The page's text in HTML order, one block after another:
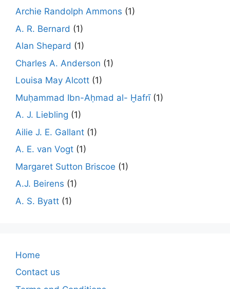
Archie Randolph Ammons (1)
A. R. Bernard (1)
Alan Shepard (1)
Charles A. Anderson (1)
Louisa May Alcott (1)
Muḥammad Ibn-Aḥmad al- Ḫafrī(1)
A. J. Liebling (1)
Ailie J. E. Gallant (1)
A. E. van Vogt (1)
Margaret Sutton Briscoe (1)
A.J. Beirens (1)
A. S. Byatt (1)
Home
Contact us